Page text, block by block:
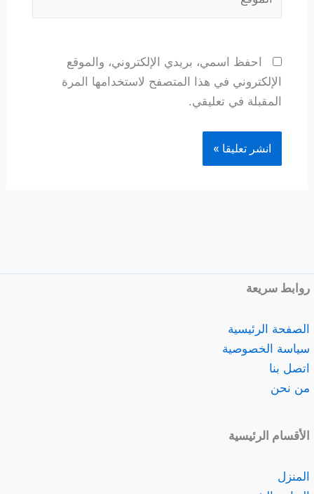
احفظ اسمي، بريدي الإلكتروني، والموقع
الإلكتروني في هذا المتصفح لاستخدامها المرة
المقبلة في تعليقي.
روابط سريعة
الصفحة الرئيسية
سياسة الخصوصية
اتصل بنا
من نحن
الأقسام الرئيسية
المنزل